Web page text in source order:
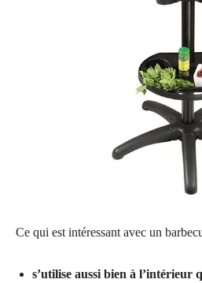
Ce qui est intéressant avec un
s’utilise aussi bien à l’intérieur